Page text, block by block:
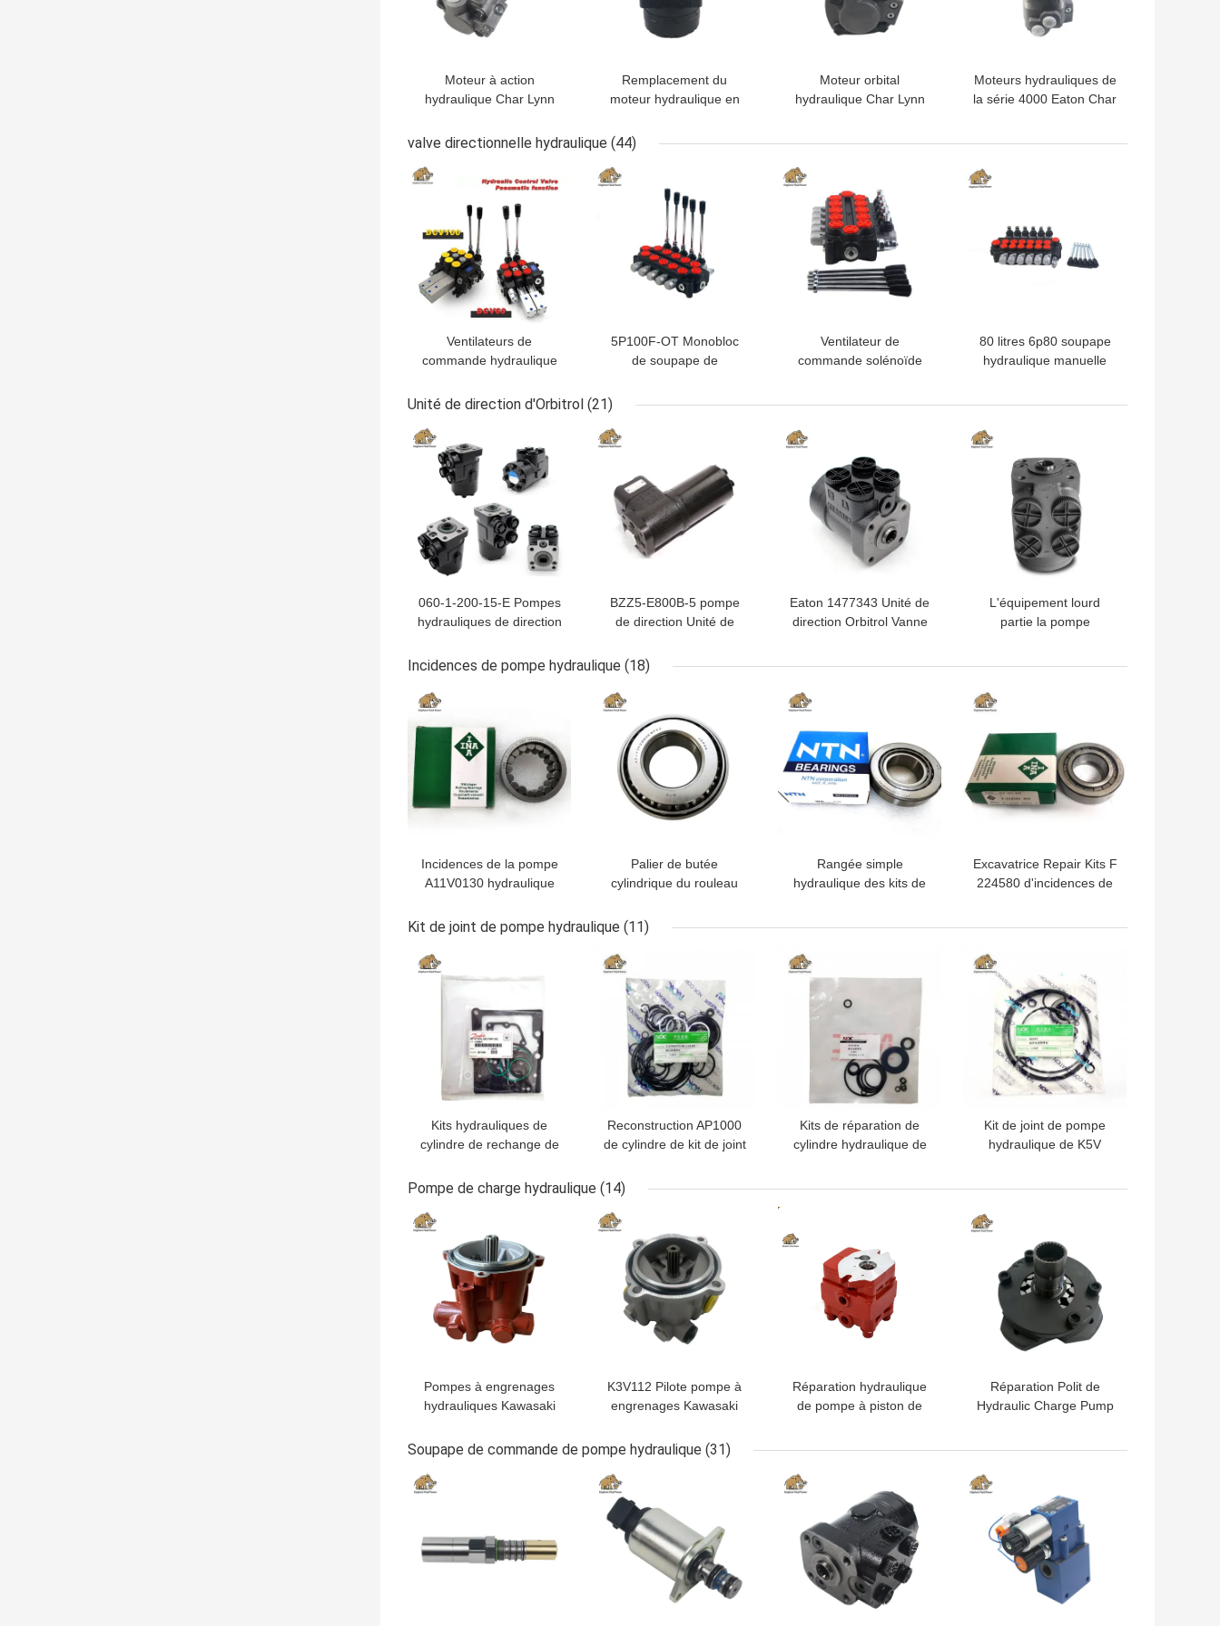
Moteur à action
hydraulique Char Lynn
1102
Remplacement du
moteur hydraulique en
Moteur orbital
hydraulique Char Lynn
Moteurs hydrauliques de
la série 4000 Eaton Char
valve directionnelle hydraulique (44)
Ventilateurs de
commande hydraulique
série DCV60 DCV100
MEILLEUR PRIX
5P100F-OT Monobloc
de soupape de
MEILLEUR PRIX
Ventilateur de
commande solénoïde
MEILLEUR PRIX
80 litres 6p80 soupape
hydraulique manuelle
MEILLEUR PRIX
Unité de direction d'Orbitrol (21)
060-1-200-15-E Pompes
hydrauliques de direction
MEILLEUR PRIX
BZZ5-E800B-5 pompe
de direction Unité de
MEILLEUR PRIX
Eaton 1477343 Unité de
direction Orbitrol Vanne
MEILLEUR PRIX
L'équipement lourd
partie la pompe
MEILLEUR PRIX
Incidences de pompe hydraulique (18)
Incidences de la pompe
A11V0130 hydraulique
MEILLEUR PRIX
Palier de butée
cylindrique du rouleau
MEILLEUR PRIX
Rangée simple
hydraulique des kits de
MEILLEUR PRIX
Excavatrice Repair Kits F
224580 d'incidences de
MEILLEUR PRIX
Kit de joint de pompe hydraulique (11)
Kits hydrauliques de
cylindre de rechange de
Danfoss Sauer
MEILLEUR PRIX
Reconstruction AP1000
de cylindre de kit de joint
MEILLEUR PRIX
Kits de réparation de
cylindre hydraulique de
MEILLEUR PRIX
Kit de joint de pompe
hydraulique de K5V
MEILLEUR PRIX
Pompe de charge hydraulique (14)
Pompes à engrenages
hydrauliques Kawasaki
SK120-5 SH120A3
MEILLEUR PRIX
K3V112 Pilote pompe à
engrenages Kawasaki
hydraulique K3V112DT
MEILLEUR PRIX
Réparation hydraulique
de pompe à piston de
Réparation Polit de
Hydraulic Charge Pump
MEILLEUR PRIX
Soupape de commande de pompe hydraulique (31)
MEILLEUR PRIX MEILLEUR PRIX MEILLEUR PRIX MEILLEUR PRIX